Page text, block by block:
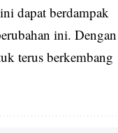
dapat berdampak
ini. Dengan
terus berkembang